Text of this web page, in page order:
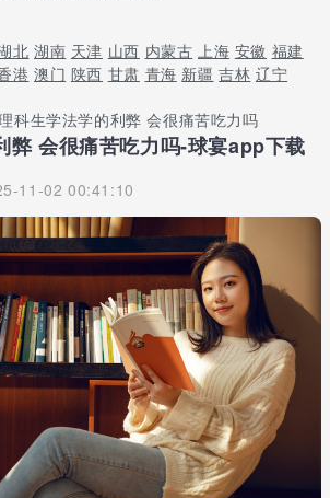
北 湖南 天津 山西 内蒙古 上海 安徽 福建
港 澳门 陕西 甘肃 青海 新疆 吉林 辽宁
科生学法学的利弊 会很痛苦吃力吗
弊 会很痛苦吃力吗-球宴app下载
11-02 00:41:10